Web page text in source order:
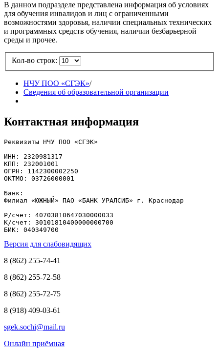
В данном подразделе представлена информация об условиях
для обучения инвалидов и лиц с ограниченными
возможностями здоровья, наличии специальных технических
и программных средств обучения, наличии безбарьерной
среды и прочее.
Кол-во строк:
НЧУ ПОО «СГЭК»/
Сведения об образовательной организации
Контактная информация
Реквизиты НЧУ ПОО «СГЭК»
ИНН: 2320981317
КПП: 232001001
ОГРН: 1142300002250
ОКТМО: 03726000001
Банк:
Филиал «ЮЖНЫЙ» ПАО «БАНК УРАЛСИБ» г. Краснодар
Р/счет: 40703810647030000033
К/счет: 30101810400000000700
БИК: 040349700
Версия для слабовидящих
8 (862) 255-74-41
8 (862) 255-72-58
8 (862) 255-72-75
8 (918) 409-03-61
sgek.sochi@mail.ru
Онлайн приёмная